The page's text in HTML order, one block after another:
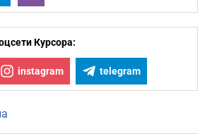
Курсора:
instagram telegram